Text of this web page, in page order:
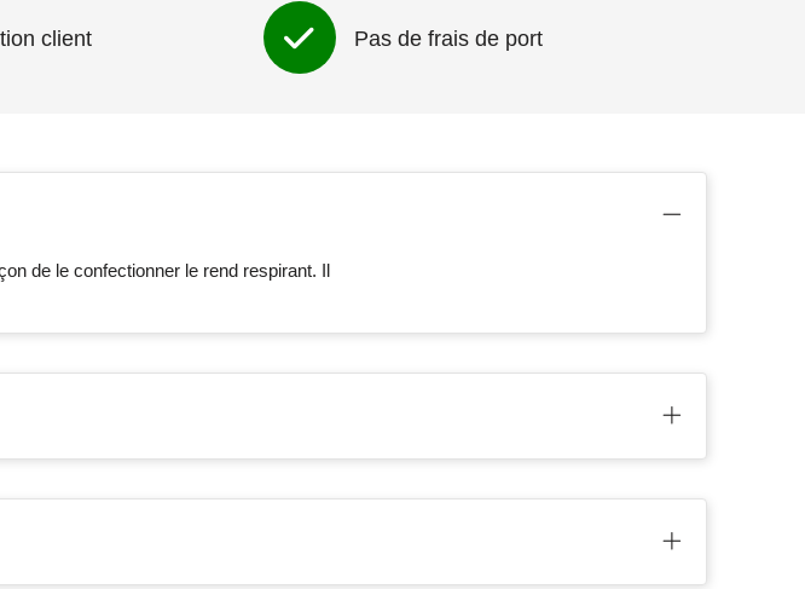
client Pas de frais de port
de le confectionner le rend respirant. Il